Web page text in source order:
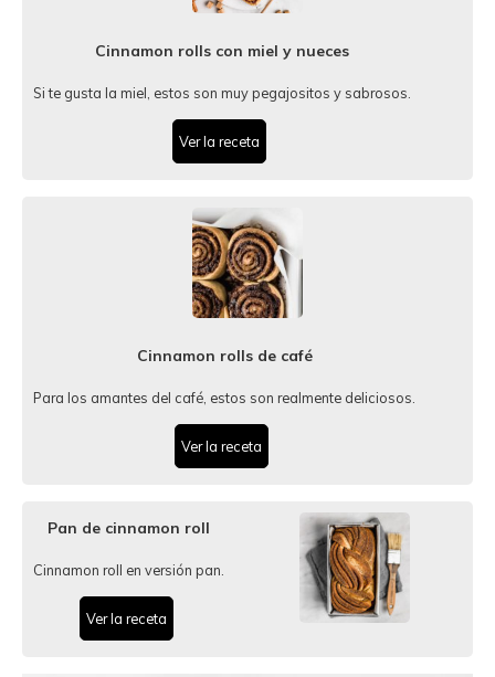
Cinnamon rolls con miel y nueces
Si te gusta la miel, estos son muy pegajositos y sabrosos.
Ver la receta
Cinnamon rolls de café
Para los amantes del café, estos son realmente deliciosos.
Ver la receta
Pan de cinnamon roll
Cinnamon roll en versión pan.
Ver la receta